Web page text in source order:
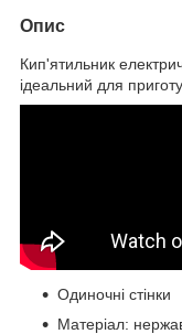
Опис
Кип'ятильник
ідеальний для
Одиночні стінки
Матеріал: